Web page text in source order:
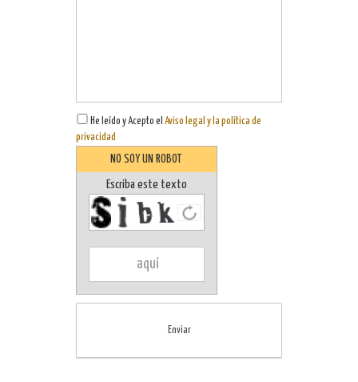
He leído y Acepto el Aviso legal y la política de
privacidad
NO SOY UN ROBOT
Escriba este texto
Enviar